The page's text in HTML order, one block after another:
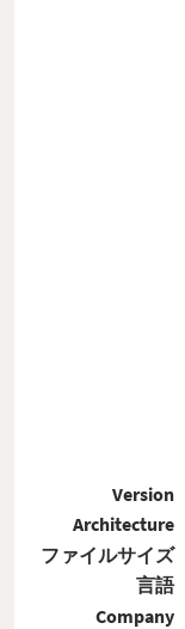
Version
Architecture
ファイルサイズ
言語
Company